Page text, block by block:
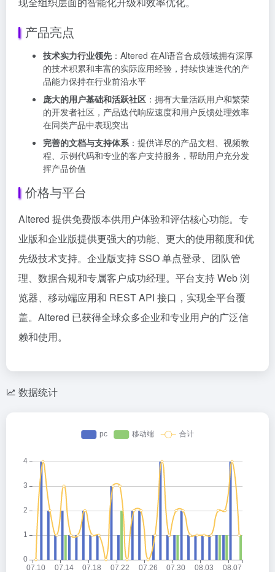
产品亮点
技术实力行业领先 ：Altered 在AI语音合成领域拥有深厚
的技术积累和丰富的实际应用经验，持续快速迭代的产
品能力保持在行业前沿水平
庞大的用户基础和活跃社区 ：拥有大量活跃用户和繁荣
的开发者社区，产品迭代响应速度和用户反馈处理效率
在同类产品中表现突出
完善的文档与支持体系 ：提供详尽的产品文档、视频教
程、示例代码和专业的客户支持服务，帮助用户充分发
挥产品价值
价格与平台
Altered 提供免费版本供用户体验和评估核心功能。专
业版和企业版提供更强大的功能、更大的使用额度和优
先级技术支持。企业版支持 SSO 单点登录、团队管
理、数据合规和专属客户成功经理。平台支持 Web 浏
览器、移动端应用和 REST API 接口，实现全平台覆
盖。Altered 已获得全球众多企业和专业用户的广泛信
赖和使用。
数据统计